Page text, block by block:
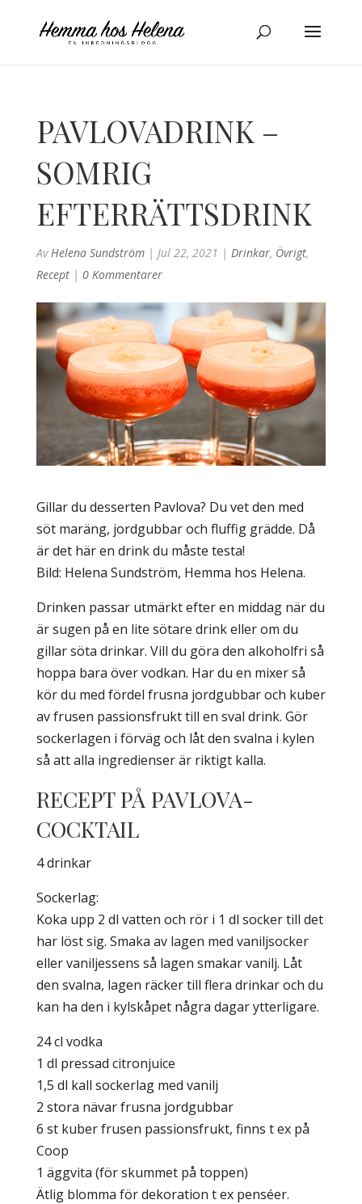
PAVLOVADRINK –
SOMRIG
EFTERRÄTTSDRINK
AvHelena Sundström| Jul 22, 2021 | Drinkar, Övrigt,
Recept| 0 Kommentarer
Gillar du desserten Pavlova? Du vet den med
söt maräng, jordgubbar och fluffig grädde. Då
är det här en drink du måste testa!
Bild: Helena Sundström, Hemma hos Helena.
Drinken passar utmärkt efter en middag när du
är sugen på en lite sötare drink eller om du
gillar söta drinkar. Vill du göra den alkoholfri så
hoppa bara över vodkan. Har du en mixer så
kör du med fördel frusna jordgubbar och kuber
av frusen passionsfrukt till en sval drink. Gör
sockerlagen i förväg och låt den svalna i kylen
så att alla ingredienser är riktigt kalla.
RECEPT PÅ PAVLOVA-
COCKTAIL
4 drinkar
Sockerlag:
Koka upp 2 dl vatten och rör i 1 dl socker till det
har löst sig. Smaka av lagen med vaniljsocker
eller vaniljessens så lagen smakar vanilj. Låt
den svalna, lagen räcker till flera drinkar och du
kan ha den i kylskåpet några dagar ytterligare.
24 cl vodka
1 dl pressad citronjuice
1,5 dl kall sockerlag med vanilj
2 stora nävar frusna jordgubbar
6 st kuber frusen passionsfrukt, finns t ex på
Coop
1 äggvita (för skummet på toppen)
Ätlig blomma för dekoration t ex penséer.